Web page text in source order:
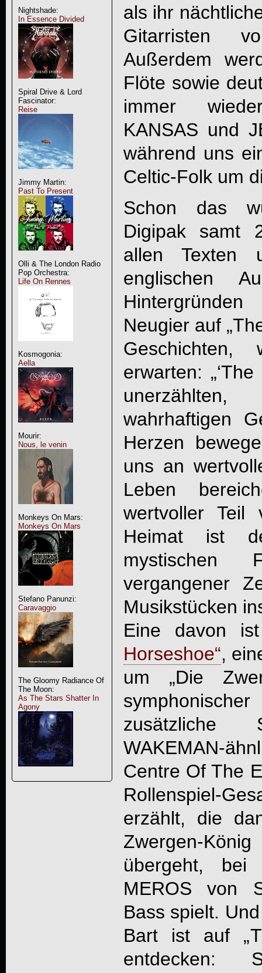
Nightshade:
In Essence Divided
Spiral Drive & Lord
Fascinator:
Reise
Jimmy Martin:
Past To Present
Olli & The London Radio
Pop Orchestra:
Life On Rennes
Kosmogonia:
Aella
Mourir:
Nous, le venin
Monkeys On Mars:
Monkeys On Mars
Stefano Panunzi:
Caravaggio
The Gloomy Radiance Of
The Moon:
As The Stars Shatter In
Agony
als ihr
Gitarristen
Außerdem
Flöte sowie
immer
KANSAS und
während uns
Celtic-Folk um
Schon das
Digipak samt
allen Texten
englischen
Neugier auf „
Geschichten,
erwarten: „‘The
wahrhaftigen
Herzen
uns an
Leben
wertvoller Teil
Heimat ist
mystischen
vergangener
Musikstücken
Eine davon
Horseshoe“,
um „Die
WAKEMAN-
Centre Of The
Rollenspiel-
erzählt, die
Zwergen-
übergeht, bei
MEROS von
Bass spielt.
Bart ist auf „
entdecken: